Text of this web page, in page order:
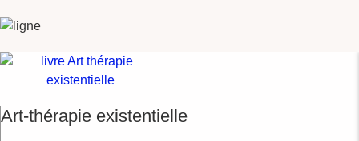
Art-thérapie existentielle